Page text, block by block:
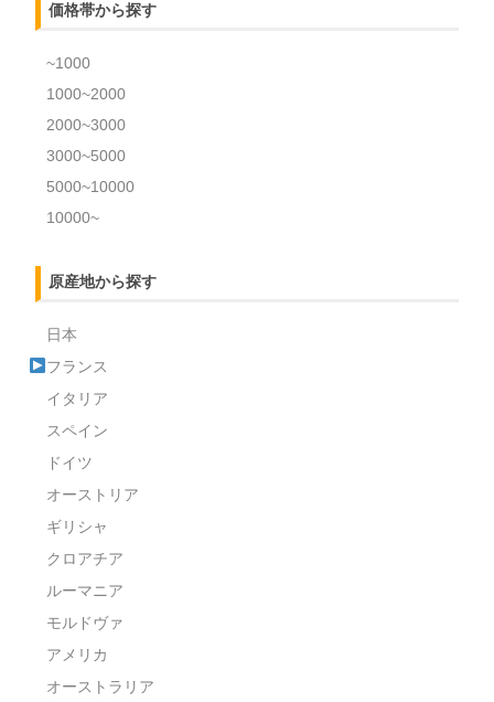
価格帯から探す
~1000
1000~2000
2000~3000
3000~5000
5000~10000
10000~
原産地から探す
日本
フランス
イタリア
スペイン
ドイツ
オーストリア
ギリシャ
クロアチア
ルーマニア
モルドヴァ
アメリカ
オーストラリア